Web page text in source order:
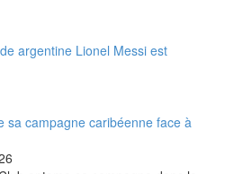
argentine Lionel Messi est
sa campagne caribéenne face à